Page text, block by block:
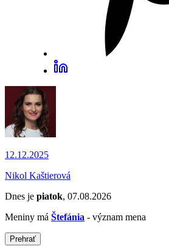
12.12.2025
Nikol Kaštierová
Dnes je piatok, 07.08.2026
Meniny má Štefánia - význam mena
Prehrať